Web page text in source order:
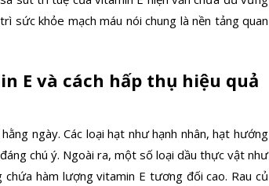
sức khỏe mạch máu nói chung là nền tảng quan
E và cách hấp thụ hiệu quả
ngày. Các loại hạt như hạnh nhân, hạt hướng
chú ý. Ngoài ra, một số loại dầu thực vật như
hàm lượng vitamin E tương đối cao. Rau củ